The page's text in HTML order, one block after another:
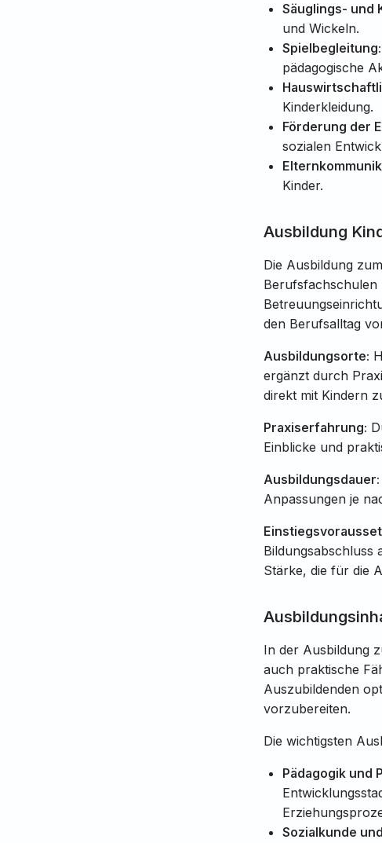
Säuglings- und
und Wickeln.
Spielbegleitung:
pädagogische
Kinderkleidung.
Förderung der
sozialen
Kinder.
Ausbildung
Die Ausbildung
Berufsfachschulen
den Berufsalltag
Ausbildungsorte:
ergänzt durch
direkt mit Kindern
Praxiserfahrung:
Einblicke und
Ausbildungsdauer:
Anpassungen je
Bildungsabschluss
Stärke, die für die
In der Ausbildung
auch praktische
Auszubildenden
vorzubereiten.
Die wichtigsten
Pädagogik und
Sozialkunde